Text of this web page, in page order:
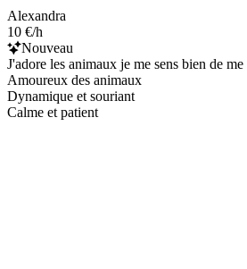
Alexandra
10 €/h
Nouveau
J'adore les animaux je me sens bien de
Amoureux des animaux
Dynamique et souriant
Calme et patient